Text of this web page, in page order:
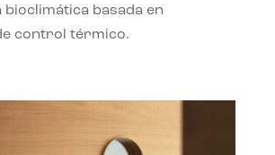
basada en
control térmico.